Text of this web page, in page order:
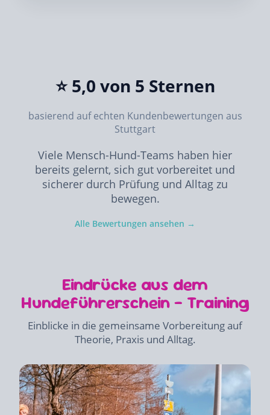
⭐ 5,0 von 5 Sternen
basierend auf echten Kundenbewertungen aus
Stuttgart
Viele Mensch-Hund-Teams haben hier
bereits gelernt, sich gut vorbereitet und
sicherer durch Prüfung und Alltag zu
bewegen.
Alle Bewertungen ansehen →
Eindrücke aus dem
Hundeführerschein - Training
Einblicke in die gemeinsame Vorbereitung auf
Theorie, Praxis und Alltag.